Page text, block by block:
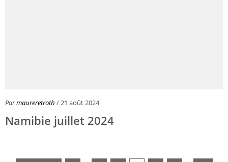
Parmaureretroth / 21 août 2024
Namibie juillet 2024